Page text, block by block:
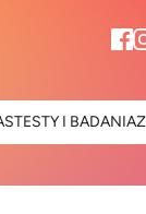
TESTY I BADANIA